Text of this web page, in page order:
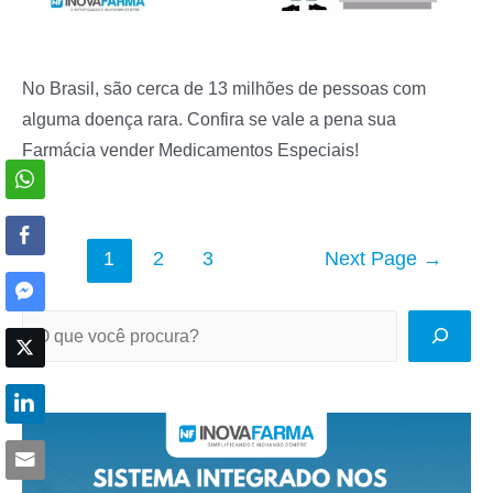
P
e
s
u
No Brasil, são cerca de 13 milhões de pessoas com
alguma doença rara. Confira se vale a pena sua
Farmácia vender Medicamentos Especiais!
Navegação
por
posts
1 2 3 Next Page →